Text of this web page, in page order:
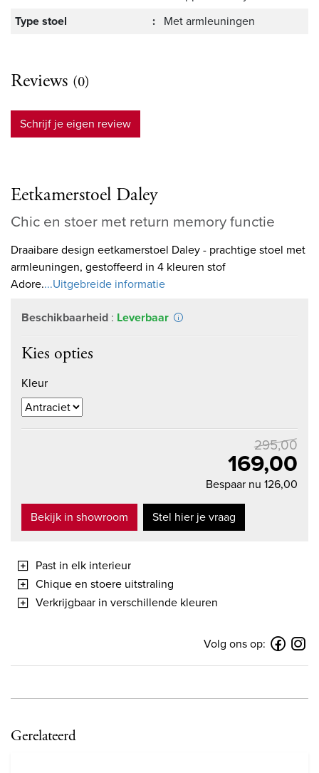
Type stoel
: Met armleuningen
Reviews (0)
Schrijf je eigen review
Eetkamerstoel Daley
Chic en stoer met return memory functie
Draaibare design eetkamerstoel Daley - prachtige stoel met
armleuningen, gestoffeerd in 4 kleuren stof
Adore....Uitgebreide informatie
Beschikbaarheid : Leverbaar
Kies opties
Kleur
295,00
169,00
Bespaar nu 126,00
Bekijk in showroom
Stel hier je vraag
Past in elk interieur
Chique en stoere uitstraling
Verkrijgbaar in verschillende kleuren
Volg ons op:
Gerelateerd